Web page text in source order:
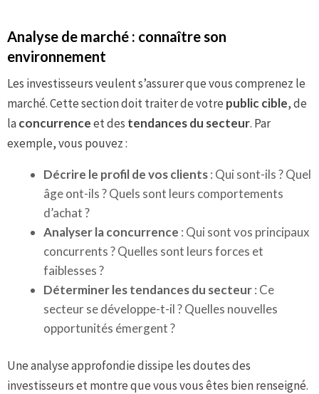
Analyse de marché : connaître son
environnement
Les investisseurs veulent s’assurer que vous comprenez le
marché. Cette section doit traiter de votre public cible, de
laconcurrenceet des tendances du secteur. Par
exemple, vous pouvez :
Décrire le profil de vos clients: Qui sont-ils ? Quel
âge ont-ils ? Quels sont leurs comportements
d’achat ?
Analyser la concurrence : Qui sont vos principaux
concurrents ? Quelles sont leurs forces et
faiblesses ?
Déterminer les tendances du secteur: Ce
secteur se développe-t-il ? Quelles nouvelles
opportunités émergent ?
Une analyse approfondie dissipe les doutes des
investisseurs et montre que vous vous êtes bien renseigné.